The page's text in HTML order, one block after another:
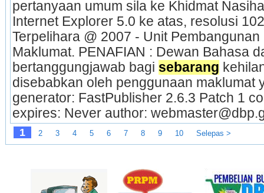
pertanyaan umum sila ke Khidmat
Internet Explorer 5.0 ke atas, resolusi
Terpelihara @ 2007 - Unit
Maklumat. PENAFIAN : Dewan Bahasa
bertanggungjawab bagi sebarang
disebabkan oleh penggunaan maklumat
generator: FastPublisher 2.6.3 Patch 1
expires: Never author:
1 2 3 4 5 6 7 8 9 10 Selepas >